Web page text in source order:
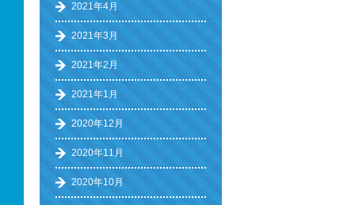
2021年4月
2021年3月
2021年2月
2021年1月
2020年12月
2020年11月
2020年10月